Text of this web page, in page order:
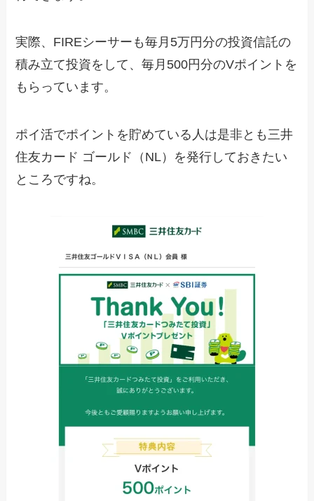
実際、FIREシーサーも毎月5万円分の投資信託の
積み立て投資をして、毎月500円分のVポイントを
もらっています。
ポイ活でポイントを貯めている人は是非とも三井
住友カード ゴールド（NL）を発行しておきたい
ところですね。